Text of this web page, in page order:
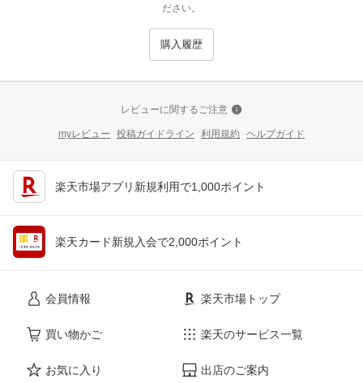
ださい。
購入履歴
レビューに関するご注意
myレビュー 投稿ガイドライン 利用規約 ヘルプガイド
楽天市場アプリ新規利用で1,000ポイント
楽天カード新規入会で2,000ポイント
会員情報
買い物かご
お気に入り
楽天市場トップ
楽天のサービス一覧
出店のご案内